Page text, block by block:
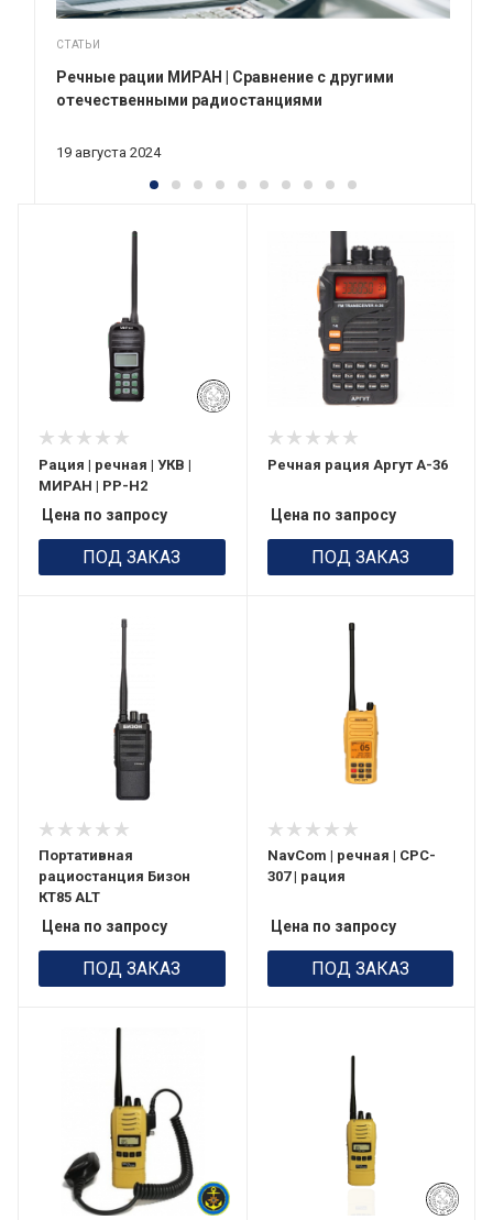
СТАТЬИ
19 августа 2024
Речные рации МИРАН | Сравнение с другими
отечественными радиостанциями
Рация | речная | УКВ |
МИРАН | РР-Н2
Цена по запросу
ПОД ЗАКАЗ
Речная рация Аргут А-36
Цена по запросу
ПОД ЗАКАЗ
Портативная
рациостанция Бизон
КТ85 ALT
Цена по запросу
ПОД ЗАКАЗ
NavCom | речная | CPC-
307 | рация
Цена по запросу
ПОД ЗАКАЗ